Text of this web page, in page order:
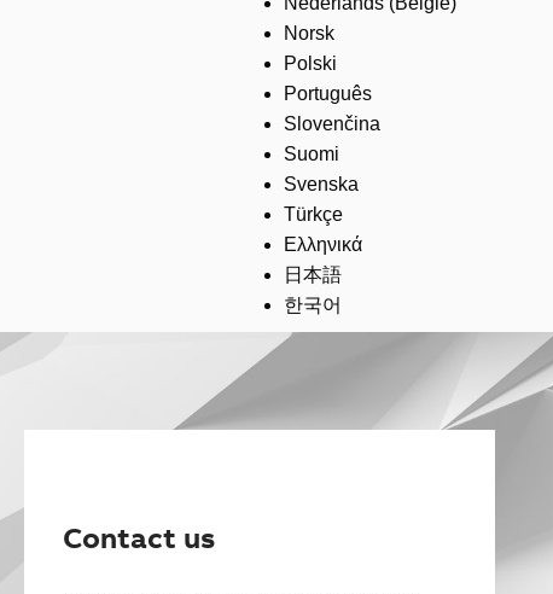
Norsk
Polski
Português
Slovenčina
Suomi
Svenska
Türkçe
Ελληνικά
日本語
한국어
Contact us